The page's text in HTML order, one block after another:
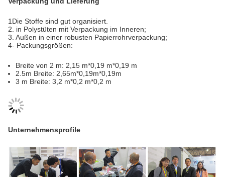
1Die Stoffe sind gut organisiert.
2. in Polystüten mit Verpackung im Inneren;
3. Außen in einer robusten Papierrohrverpackung;
4- Packungsgrößen:
Breite von 2 m: 2,15 m*0,19 m*0,19 m
2.5m Breite: 2,65m*0,19m*0,19m
3 m Breite: 3,2 m*0,2 m*0,2 m
Unternehmensprofile